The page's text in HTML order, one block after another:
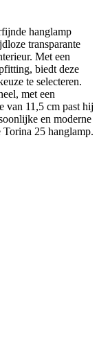
hanglamp
transparante
Met een
biedt deze
te selecteren.
met een
van 11,5 cm past hij
en moderne
25 hanglamp.